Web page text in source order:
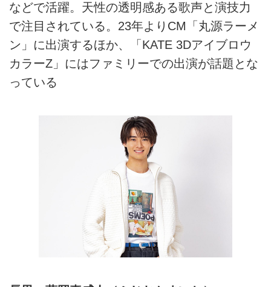
などで活躍。天性の透明感ある歌声と演技力
で注目されている。23年よりCM「丸源ラーメ
ン」に出演するほか、「KATE 3Dアイブロウ
カラーZ」にはファミリーでの出演が話題とな
っている